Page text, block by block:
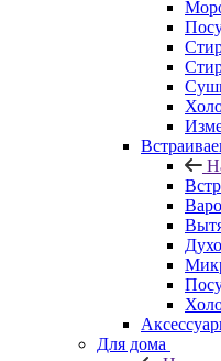
Для дома